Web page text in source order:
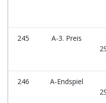
245 A-3. Preis
246 A-Endspiel